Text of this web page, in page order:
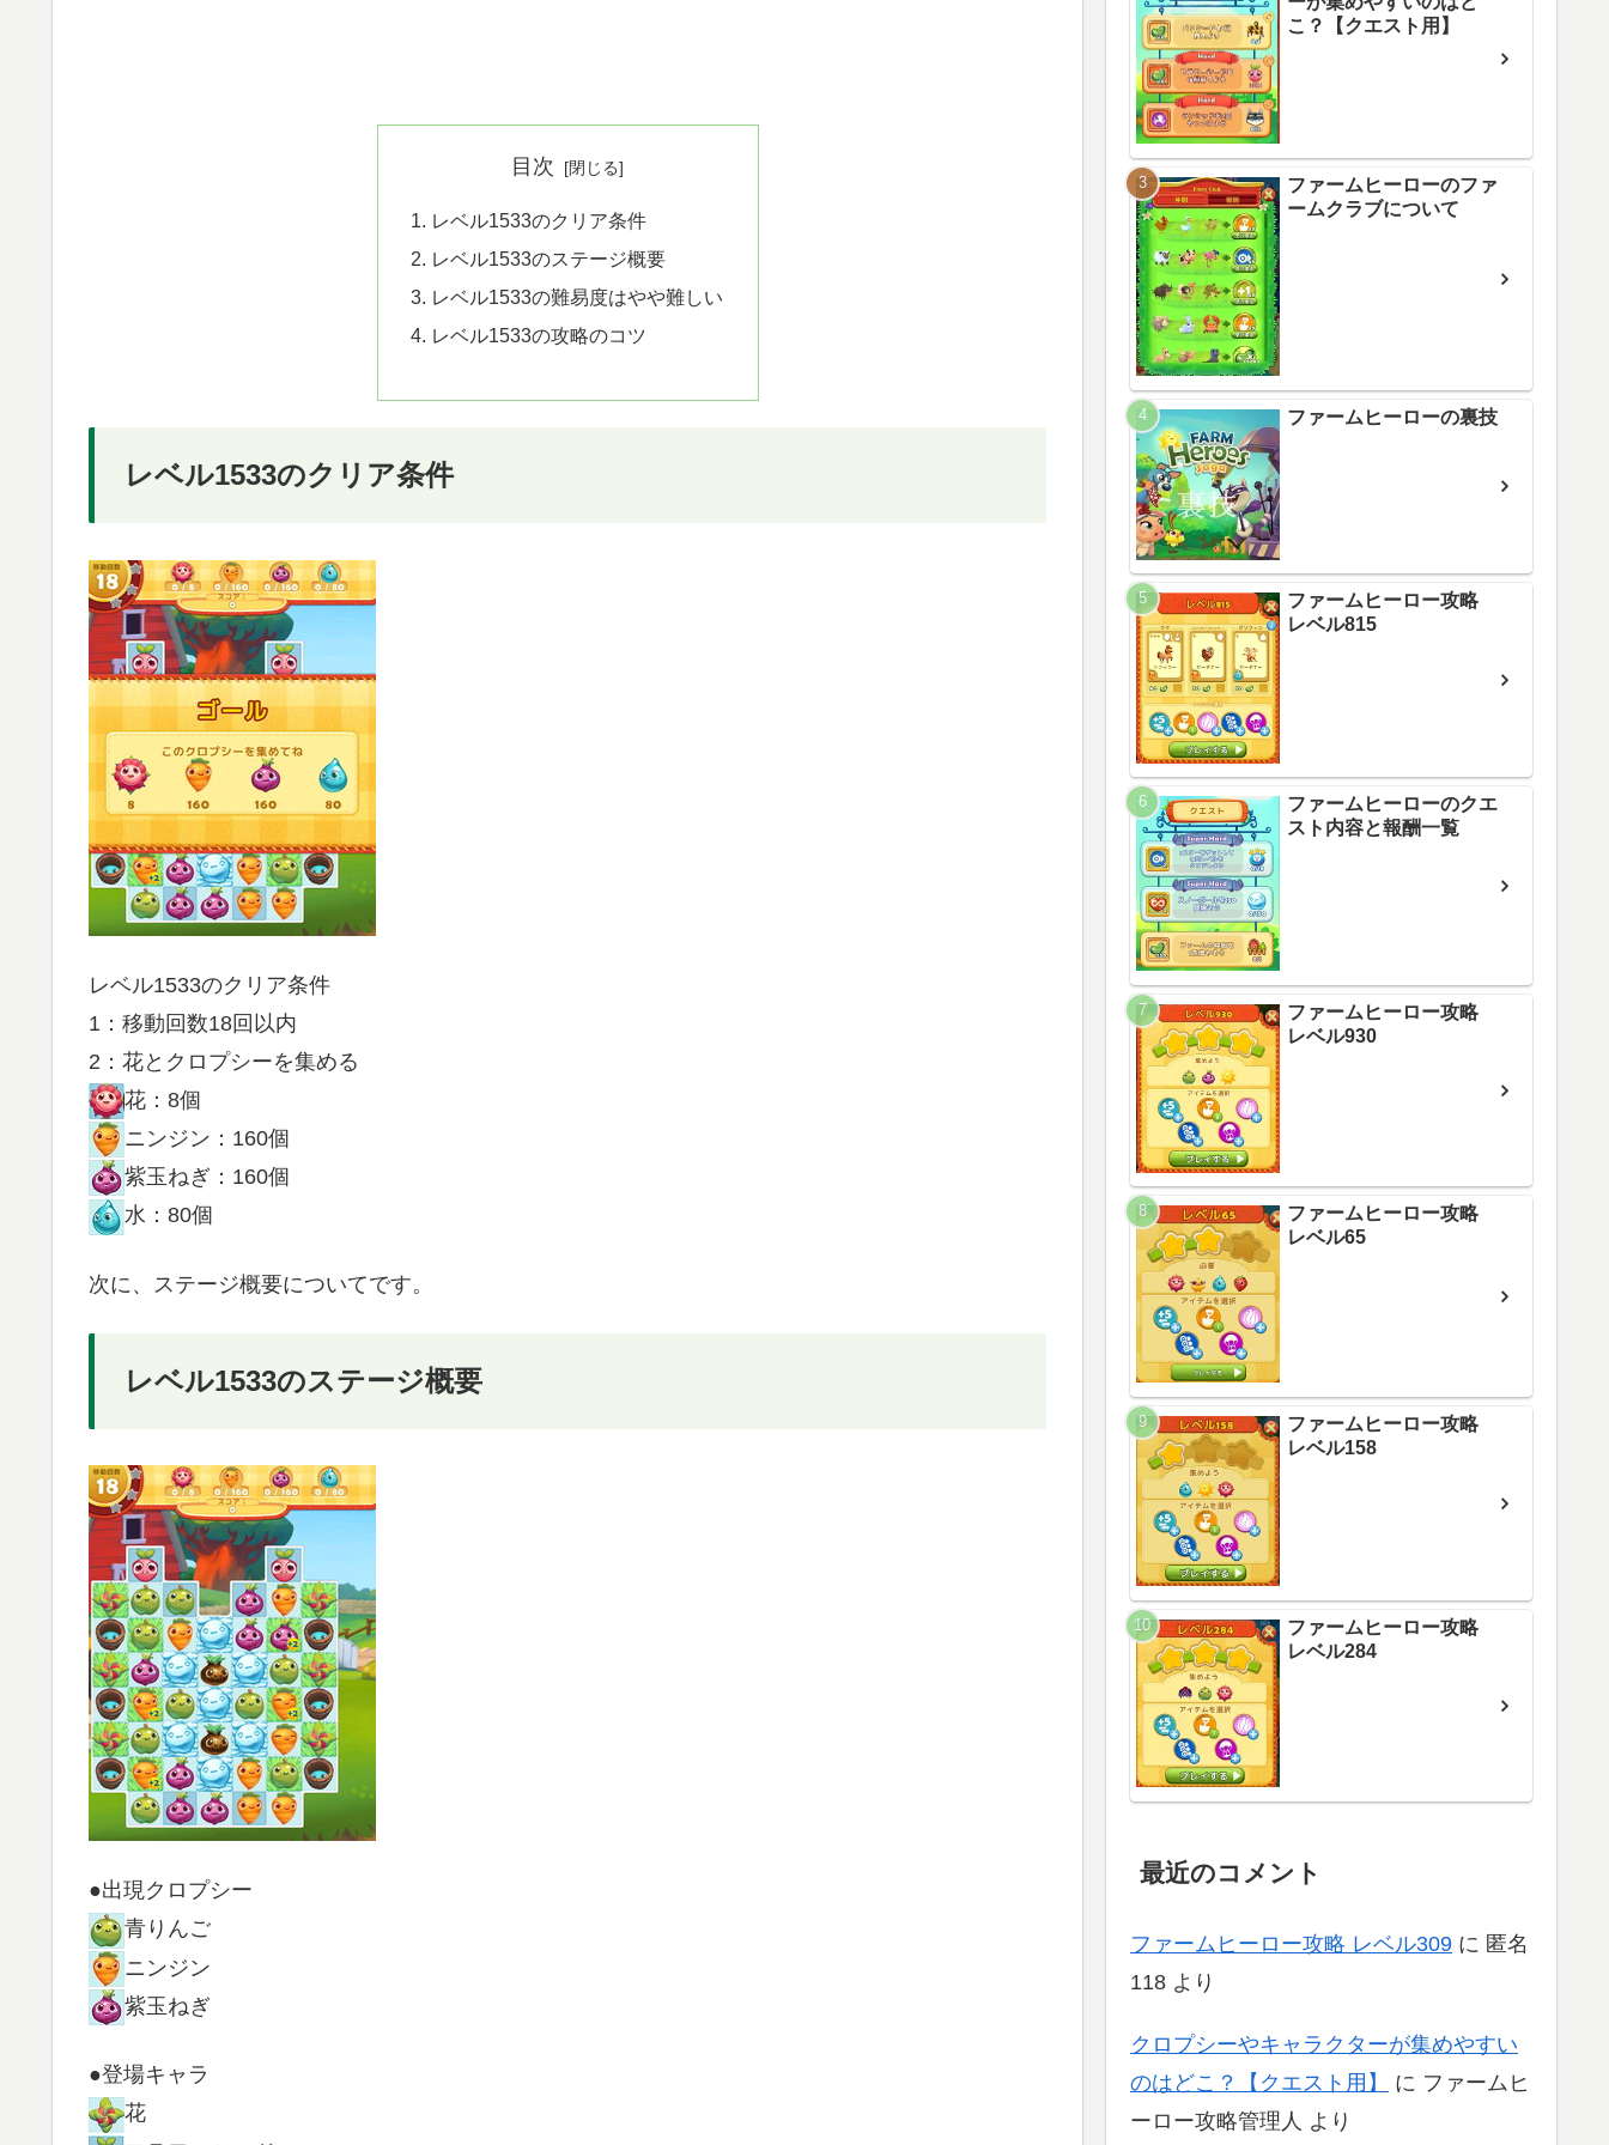
目次
レベル1533のクリア条件
レベル1533のステージ概要
レベル1533の難易度はやや難しい
レベル1533の攻略のコツ
レベル1533のクリア条件
レベル1533のクリア条件
1：移動回数18回以内
2：花とクロプシーを集める
花：8個
ニンジン：160個
紫玉ねぎ：160個
水：80個
次に、ステージ概要についてです。
レベル1533のステージ概要
●出現クロプシー
青りんご
ニンジン
紫玉ねぎ
●登場キャラ
花
こ？【クエスト用】
ファームヒーローのファ
ームクラブについて
ファームヒーローの裏技
ファームヒーロー攻略
レベル815
ファームヒーローのクエ
スト内容と報酬一覧
ファームヒーロー攻略
レベル930
ファームヒーロー攻略
レベル65
ファームヒーロー攻略
レベル158
ファームヒーロー攻略
レベル284
最近のコメント
ファームヒーロー攻略 レベル309 に 匿名
118 より
クロプシーやキャラクターが集めやすい
のはどこ？【クエスト用】
に ファームヒ
ーロー攻略管理人 より